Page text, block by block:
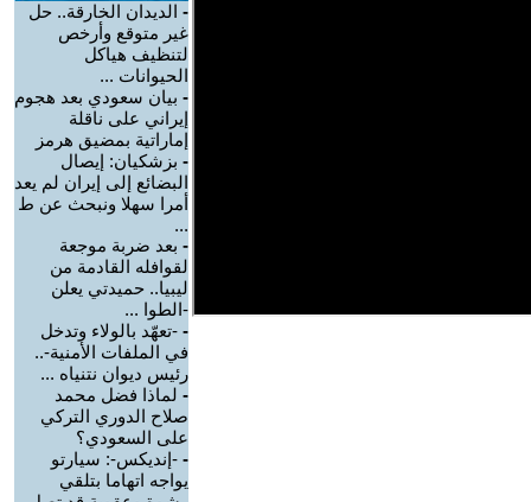
- الديدان الخارقة.. حل
غير متوقع وأرخص
لتنظيف هياكل
الحيوانات ...
- بيان سعودي بعد هجوم
إيراني على ناقلة
إماراتية بمضيق هرمز
- بزشكيان: إيصال
البضائع إلى إيران لم يعد
أمرا سهلا ونبحث عن ط
...
- بعد ضربة موجعة
لقوافله القادمة من
ليبيا.. حميدتي يعلن
-الطوا ...
- -تعهّد بالولاء وتدخل
في الملفات الأمنية-..
رئيس ديوان نتنياه ...
- لماذا فضل محمد
صلاح الدوري التركي
على السعودي؟
- -إنديكس-: سيارتو
يواجه اتهاما بتلقي